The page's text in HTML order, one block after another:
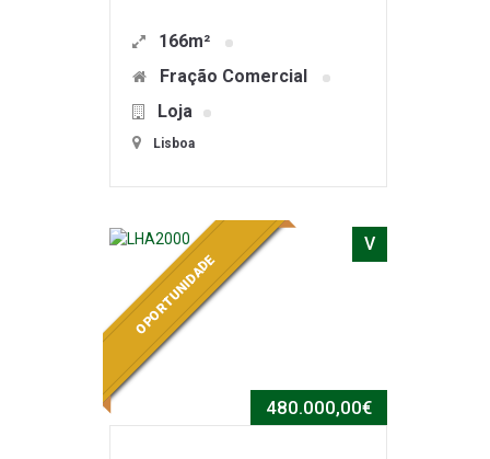
166m²
Fração Comercial
Loja
Lisboa
V
480.000,00€
OPORTUNIDADE